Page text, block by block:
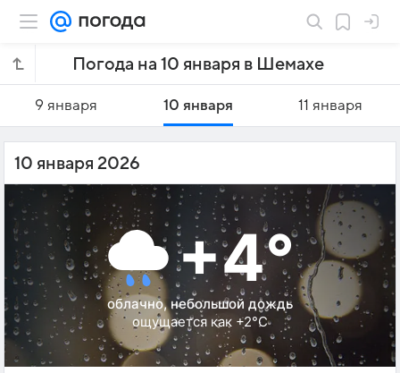
Погода на 10 января в Шемахе
9 января 10 января 11 января
10 января 2026
+4°
облачно, небольшой дождь
ощущается как +2°C